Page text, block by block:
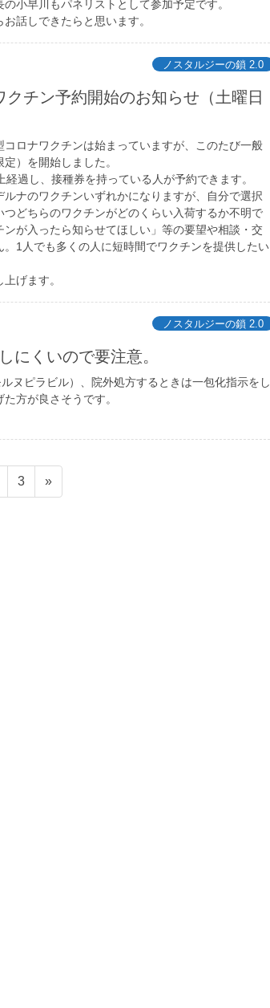
小早川もパネリストとして参加予定です。
話しできたらと思います。
ノスタルジーの鎖 2.0
クチン予約開始のお知らせ（土曜日
コロナワクチンは始まっていますが、このたび一般
）を開始しました。
過し、接種券を持っている人が予約できます。
ナのワクチンいずれかになりますが、自分で選択
どちらのワクチンがどのくらい入荷するか不明で
が入ったら知らせてほしい」等の要望や相談・交
1人でも多くの人に短時間でワクチンを提供したい
げます。
ノスタルジーの鎖 2.0
にくいので要注意。
ヌピラビル）、院外処方するときは一包化指示をし
方が良さそうです。
ペ
ー
3 »